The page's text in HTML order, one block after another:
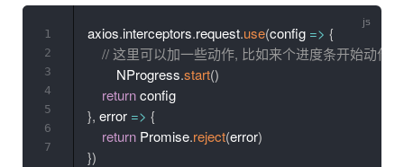
axios.interceptors.request.use(config => {
// 这里可以加一些动作, 比如来个进度条开始动作,
	NProgress
.start()
return
}, error => {
return Promise.reject(error)
})
1
2
3
4
5
6
7